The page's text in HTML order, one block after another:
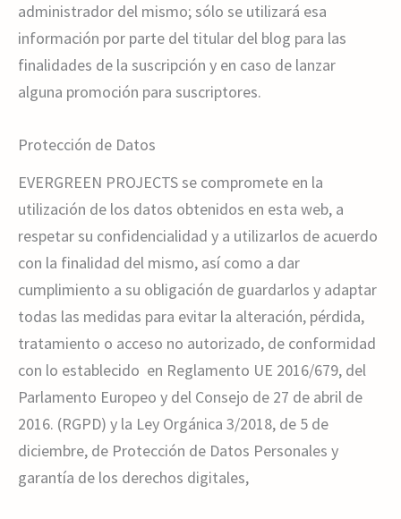
administrador del mismo; sólo se utilizará esa
información por parte del titular del blog para las
finalidades de la suscripción y en caso de lanzar
alguna promoción para suscriptores.
Protección de Datos
EVERGREEN PROJECTS se compromete en la
utilización de los datos obtenidos en esta web, a
respetar su confidencialidad y a utilizarlos de acuerdo
con la finalidad del mismo, así como a dar
cumplimiento a su obligación de guardarlos y adaptar
todas las medidas para evitar la alteración, pérdida,
tratamiento o acceso no autorizado, de conformidad
con lo establecido en Reglamento UE 2016/679, del
Parlamento Europeo y del Consejo de 27 de abril de
2016. (RGPD) y la Ley Orgánica 3/2018, de 5 de
diciembre, de Protección de Datos Personales y
garantía de los derechos digitales,